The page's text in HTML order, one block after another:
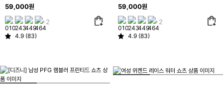
59,000원
+2
4.9 (83)
59,000원
+2
4.9 (83)